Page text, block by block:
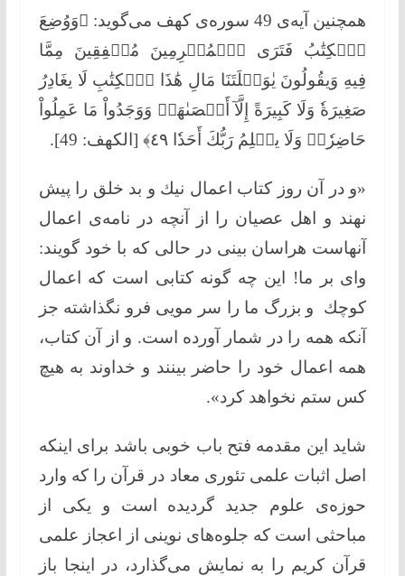
همچنین آیه‌ی 49 سوره‌ی كهف می‌گوید: ﴿وَوُضِعَ
ٱلۡكِتَٰبُ فَتَرَى ٱلۡمُجۡرِمِینَ مُشۡفِقِینَ مِمَّا
فِیهِ وَیقُولُونَ یٰوَیۡلَتَنَا مَالِ هَٰذَا ٱلۡكِتَٰبِ لَا یغَادِرُ
صَغِیرَةٗ وَلَا كَبِیرَةً إِلَّآ أَحۡصَىٰهَاۚ وَوَجَدُواْ مَا عَمِلُواْ
حَاضِرٗاۗ وَلَا یظۡلِمُ رَبُّكَ أَحَدٗا ٤٩﴾ [الکهف: 49].
«و در آن روز كتاب اعمال نیك و بد خلق را پیش
نهند و اهل عصیان را از آنچه در نامه‌ی اعمال
آنهاست هراسان بینی در حالی كه با خود گویند:
وای بر ما! این چه گونه كتابی است كه اعمال
كوچك و بزرگ ما را سر مویی فرو نگذاشته جز
آنکه همه را در شمار آورده است. و از آن كتاب،
همه اعمال خود را حاضر بینند و خداوند به هیچ
كس ستم نخواهد كرد».
شاید این مقدمه فتح باب خوبی باشد برای اینکه
اصل اثبات علمی تئوری معاد در قرآن را كه وارد
حوزه‌ی علوم جدید گردیده است و یكی از
مباحثی است كه جلوه‌های نوینی از اعجاز علمی
قرآن كریم را به نمایش می‌گذارد، در اینجا باز